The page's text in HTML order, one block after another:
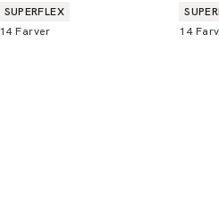
Produkt egenskaber
SUPERFLEX
14 Farver
14